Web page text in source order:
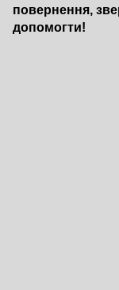
повернення,
допомогти!